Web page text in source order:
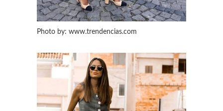
Photo by: www.trendencias.com